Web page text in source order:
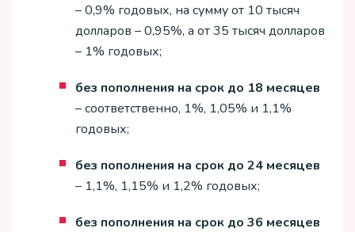
– 0,9% годовых, на сумму от 10 тысяч
долларов – 0,95%, а от 35 тысяч долларов
– 1% годовых;
без пополнения на срок до 18 месяцев
– соответственно, 1%, 1,05% и 1,1%
годовых;
без пополнения на срок до 24 месяцев
– 1,1%, 1,15% и 1,2% годовых;
без пополнения на срок до 36 месяцев